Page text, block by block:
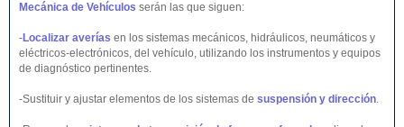
Mecánica de Vehículos serán las que siguen:
-Localizar averías en los sistemas mecánicos, hidráulicos, neumáticos y
eléctricos-electrónicos, del vehículo, utilizando los instrumentos y equipos
de diagnóstico pertinentes.
-Sustituir y ajustar elementos de los sistemas de suspensión y dirección.